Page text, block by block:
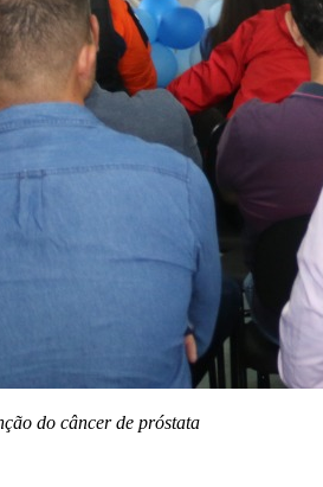
do câncer de próstata